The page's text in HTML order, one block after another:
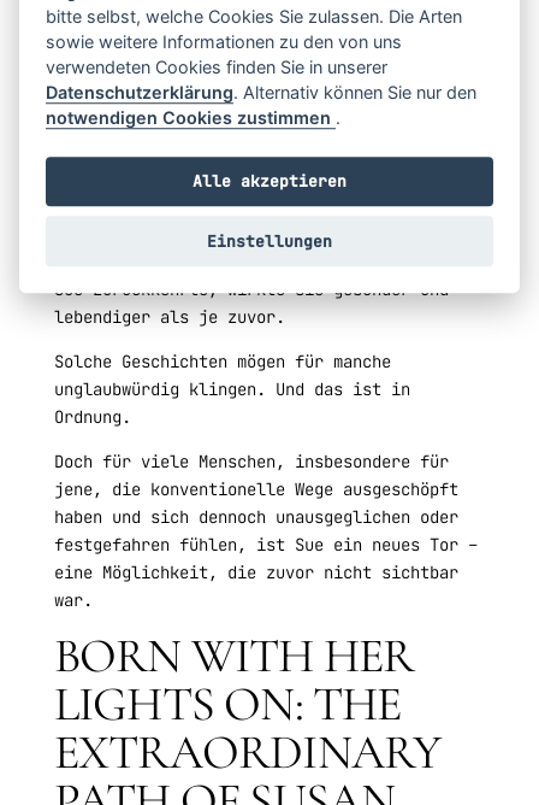
arbeitest.“ Später erkannte Sue den wahren
Grund seiner Angst: Die neu gewonnene Stärke
seiner Frau bedeutete, dass er sie nicht
länger kontrollieren konnte.
Situation. Mit professioneller Unterstützung
und einem fürsorglichen Umfeld fand die Frau
schließlich zu sich selbst zurück und baute
Sue zurückkehrte, wirkte sie gesünder und
lebendiger als je zuvor.
Solche Geschichten mögen für manche
unglaubwürdig klingen. Und das ist in
Ordnung.
Doch für viele Menschen, insbesondere für
jene, die konventionelle Wege ausgeschöpft
haben und sich dennoch unausgeglichen oder
festgefahren fühlen, ist Sue ein neues Tor –
eine Möglichkeit, die zuvor nicht sichtbar
war.
BORN WITH HER
LIGHTS ON: THE
EXTRAORDINARY
bitte selbst, welche Cookies Sie zulassen. Die Arten
sowie weitere Informationen zu den von uns
verwendeten Cookies finden Sie in unserer
Datenschutzerklärung. Alternativ können Sie nur den
notwendigen Cookies zustimmen .
Alle akzeptieren
Einstellungen